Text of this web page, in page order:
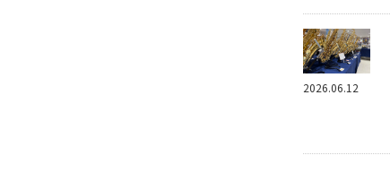
2026.06.12